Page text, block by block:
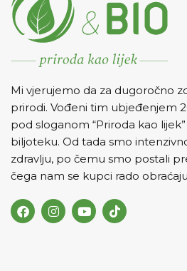
Mi vjerujemo da za dugoročno
prirodi. Vođeni tim ubjeđenjem
pod sloganom “Priroda kao
biljoteku. Od tada smo
zdravlju, po čemu smo postali
čega nam se kupci rado